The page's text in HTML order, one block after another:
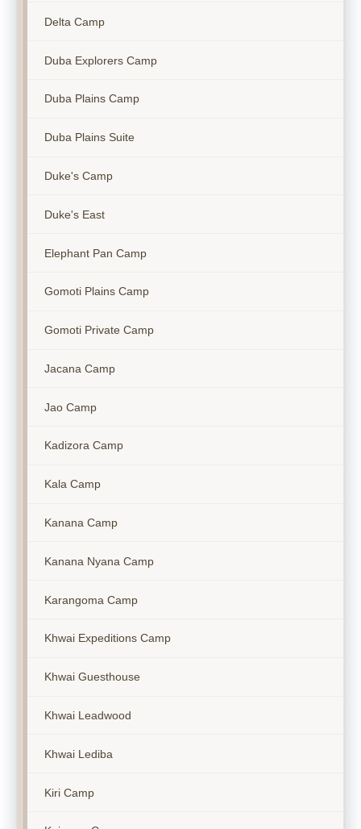
Delta Camp
Duba Explorers Camp
Duba Plains Camp
Duba Plains Suite
Duke's Camp
Duke's East
Elephant Pan Camp
Gomoti Plains Camp
Gomoti Private Camp
Jacana Camp
Jao Camp
Kadizora Camp
Kala Camp
Kanana Camp
Kanana Nyana Camp
Karangoma Camp
Khwai Expeditions Camp
Khwai Guesthouse
Khwai Leadwood
Khwai Lediba
Kiri Camp